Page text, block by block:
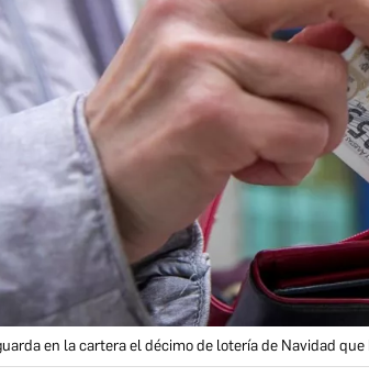
en la cartera el décimo de lotería de Navidad